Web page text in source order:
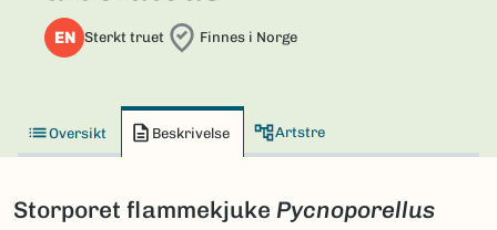
EN Sterkt truet Finnes i Norge
Oversikt Beskrivelse Artstre
Storporet flammekjuke Pycnoporellus